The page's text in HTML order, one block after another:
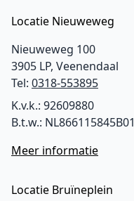
Locatie Nieuweweg
Nieuweweg 100
3905 LP, Veenendaal
Tel: 0318-553895
K.v.k.: 92609880
B.t.w.: NL866115845B01
Meer informatie
Locatie Bruïneplein